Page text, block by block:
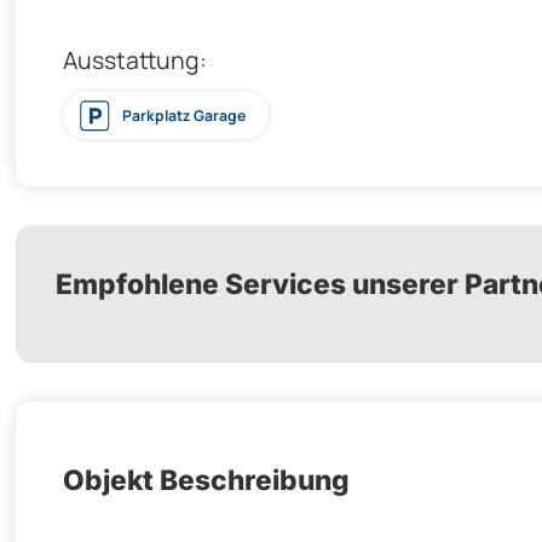
Ausstattung:
Parkplatz Garage
Empfohlene Services unserer
Objekt Beschreibung